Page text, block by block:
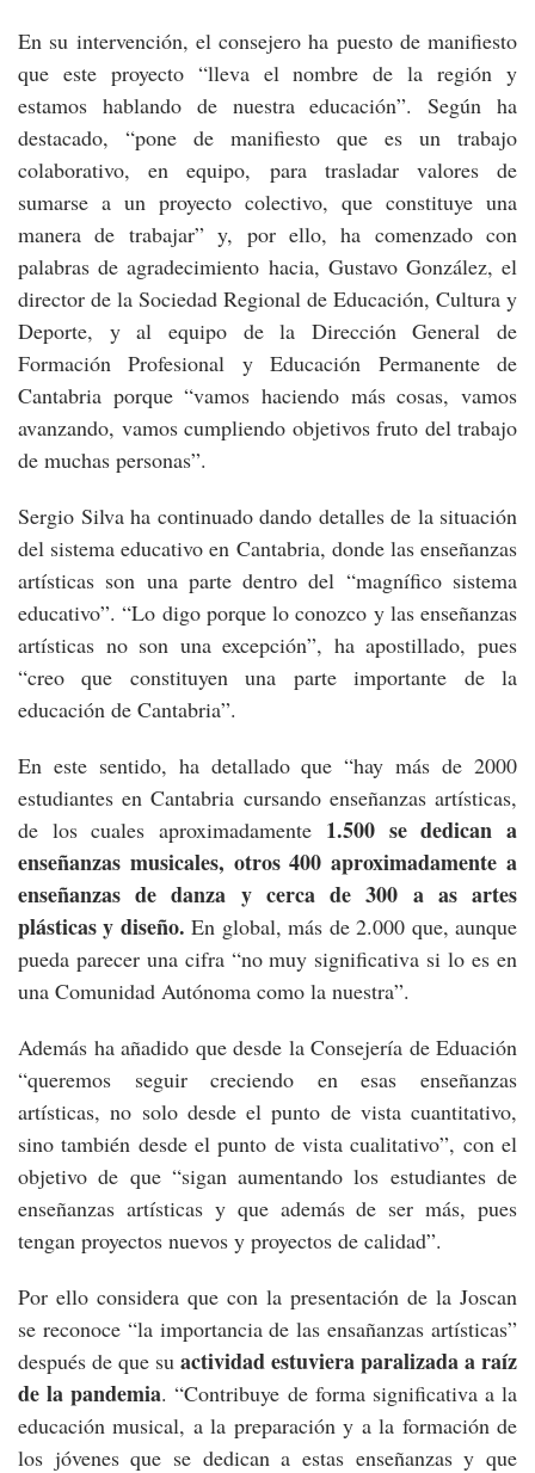
En su intervención, el consejero ha puesto de manifiesto
que este proyecto “lleva el nombre de la región y
estamos hablando de nuestra educación”. Según ha
destacado, “pone de manifiesto que es un trabajo
colaborativo, en equipo, para trasladar valores de
sumarse a un proyecto colectivo, que constituye una
manera de trabajar” y, por ello, ha comenzado con
palabras de agradecimiento hacia, Gustavo González, el
director de la Sociedad Regional de Educación, Cultura y
Deporte, y al equipo de la Dirección General de
Formación Profesional y Educación Permanente de
Cantabria porque “vamos haciendo más cosas, vamos
avanzando, vamos cumpliendo objetivos fruto del trabajo
de muchas personas”.
Sergio Silva ha continuado dando detalles de la situación
del sistema educativo en Cantabria, donde las enseñanzas
artísticas son una parte dentro del “magnífico sistema
educativo”. “Lo digo porque lo conozco y las enseñanzas
artísticas no son una excepción”, ha apostillado, pues
“creo que constituyen una parte importante de la
educación de Cantabria”.
En este sentido, ha detallado que “hay más de 2000
estudiantes en Cantabria cursando enseñanzas artísticas,
de los cuales aproximadamente 1.500 se dedican a
enseñanzas musicales, otros 400 aproximadamente a
enseñanzas de danza y cerca de 300 a as artes
plásticas y diseño. En global, más de 2.000 que, aunque
pueda parecer una cifra “no muy significativa si lo es en
una Comunidad Autónoma como la nuestra”.
Además ha añadido que desde la Consejería de Eduación
“queremos seguir creciendo en esas enseñanzas
artísticas, no solo desde el punto de vista cuantitativo,
sino también desde el punto de vista cualitativo”, con el
objetivo de que “sigan aumentando los estudiantes de
enseñanzas artísticas y que además de ser más, pues
tengan proyectos nuevos y proyectos de calidad”.
Por ello considera que con la presentación de la Joscan
se reconoce “la importancia de las ensañanzas artísticas”
después de que su actividad estuviera paralizada a raíz
de la pandemia. “Contribuye de forma significativa a la
educación musical, a la preparación y a la formación de
los jóvenes que se dedican a estas enseñanzas y que